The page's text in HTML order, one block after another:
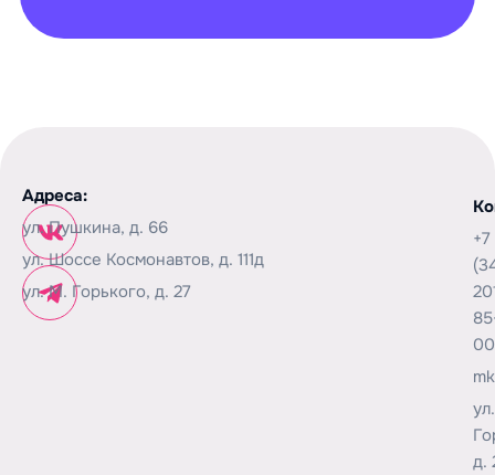
Адреса:
ул. Пушкина, д. 66
ул. Шоссе Космонавтов, д. 111д
ул. М. Горького, д. 27
+7
00
д.